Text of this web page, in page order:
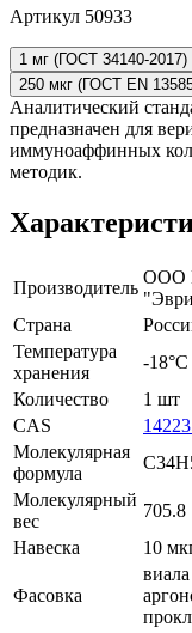
Артикул 50933
1 мг (ГОСТ 34140-2017)
250 мкг (ГОСТ EN
Аналитический
предназначен для
иммуноаффинных
методик.
Производитель
ООО
Страна
Температура
хранения
-
Количество
1 шт
CAS
Молекулярная
формула
Молекулярный
вес
705.8
Навеска
10
Фасовка